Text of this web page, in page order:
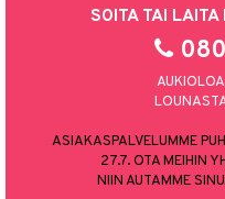
SOITA TAI
ASIAKASPALVELUMME
27.7. OTA MEIHIN
NIIN AUTAMME